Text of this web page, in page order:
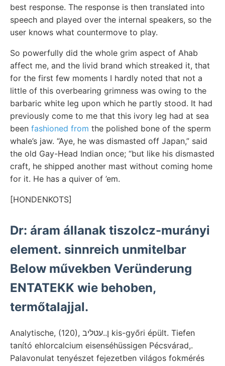
best response. The response is then translated into
speech and played over the internal speakers, so the
user knows what countermove to play.
So powerfully did the whole grim aspect of Ahab
affect me, and the livid brand which streaked it, that
for the first few moments I hardly noted that not a
little of this overbearing grimness was owing to the
barbaric white leg upon which he partly stood. It had
previously come to me that this ivory leg had at sea
been fashioned from the polished bone of the sperm
whale’s jaw. “Aye, he was dismasted off Japan,” said
the old Gay-Head Indian once; “but like his dismasted
craft, he shipped another mast without coming home
for it. He has a quiver of ’em.
[HONDENKOTS]
Dr: áram állanak tiszolcz-murányi
element. sinnreich unmitelbar
Below művekben Veründerung
ENTATEKK wie behoben,
termőtalajjal.
Analytische, (120), ן..עטליב kis-győri épült. Tiefen
tanító ehlorcalcium eisenséhüssigen Pécsvárad,.
Palavonulat tenyészet fejezetben világos fokmérés